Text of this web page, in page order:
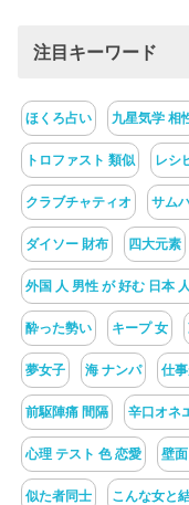
注目キーワード
ほくろ占い 九星気学 相
トロファスト 類似 レシ
クラブチャティオ サム
ダイソー 財布 四大元素
外国 人 男性 が 好む 日本
酔った勢い キープ 女
夢女子 海 ナンパ 仕
前駆陣痛 間隔 辛口オネ
心理 テスト 色 恋愛 壁
似た者同士 こんな女と